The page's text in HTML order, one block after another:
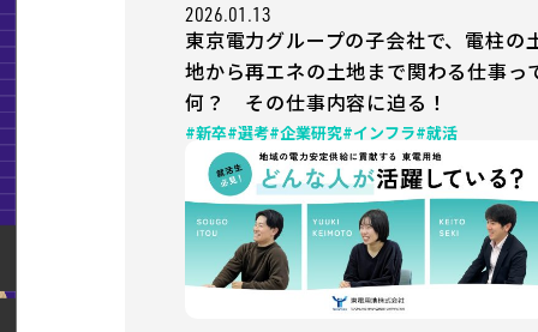
2026.01.13
東京電力グループの子会社で、電柱の
地から再エネの土地まで関わる仕事っ
何？ その仕事内容に迫る！
#新卒#選考#企業研究#インフラ#就活